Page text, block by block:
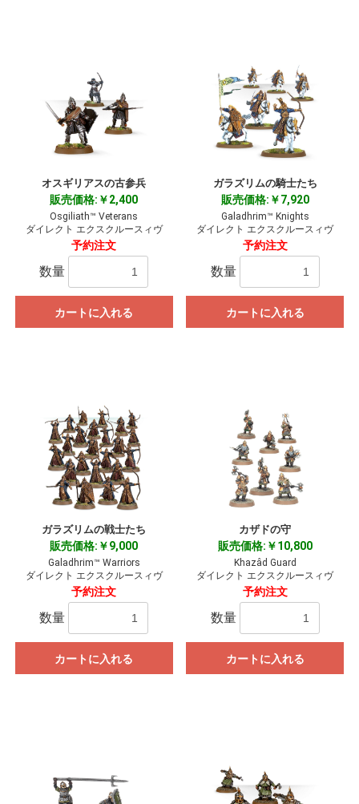
オスギリアスの古参兵
販売価格:￥2,400
Osgiliath™ Veterans
ダイレクト エクスクルースィヴ
予約注文
数量
カートに入れる
ガラズリムの騎士たち
販売価格:￥7,920
Galadhrim™ Knights
ダイレクト エクスクルースィヴ
予約注文
数量
カートに入れる
ガラズリムの戦士たち
販売価格:￥9,000
Galadhrim™ Warriors
ダイレクト エクスクルースィヴ
予約注文
数量
カートに入れる
カザドの守
販売価格:￥10,800
Khazâd Guard
ダイレクト エクスクルースィヴ
予約注文
数量
カートに入れる